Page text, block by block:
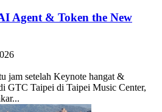
Agent & Token the New
jam setelah Keynote hangat &
GTC Taipei di Taipei Music Center,